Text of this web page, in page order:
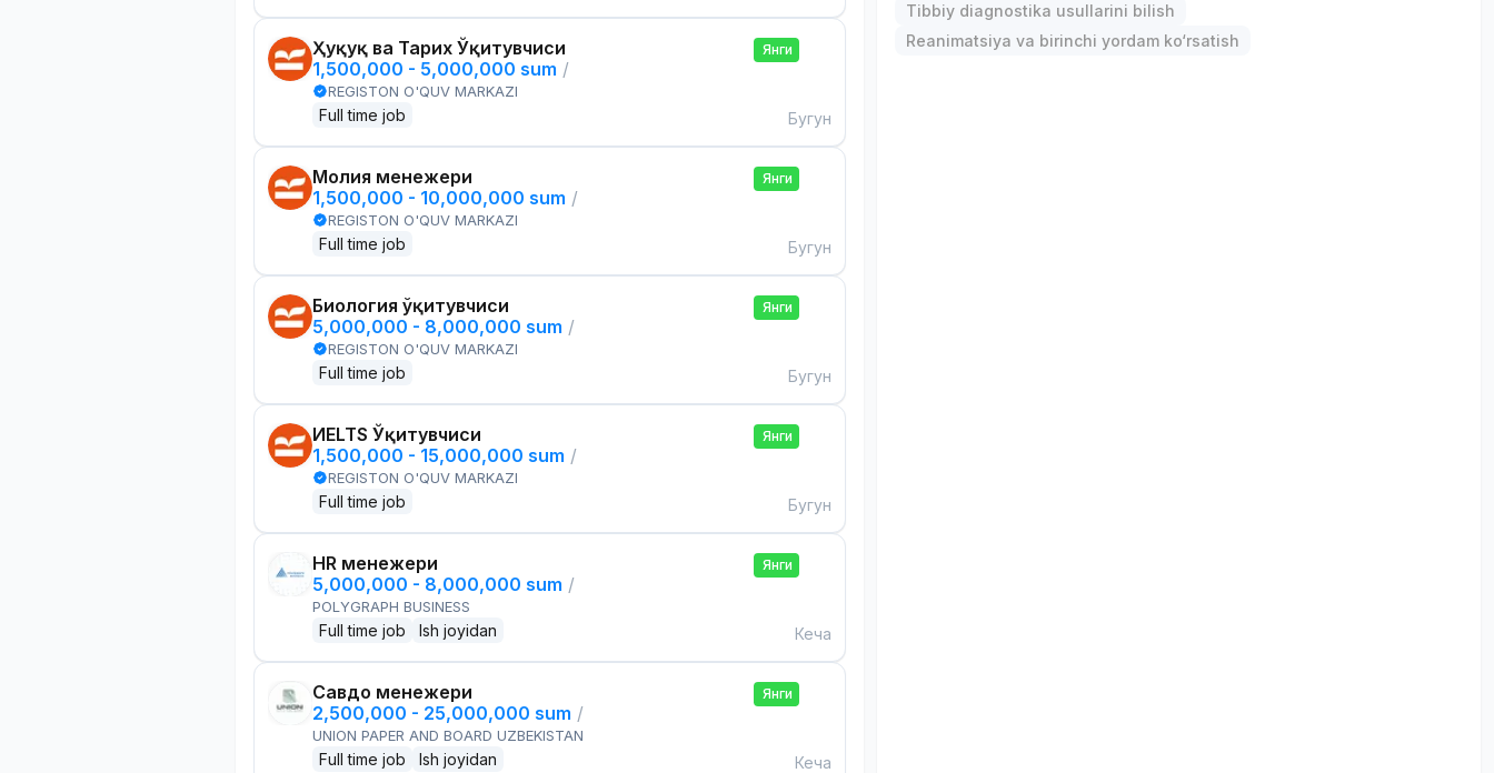
Ҳуқуқ ва Тарих Ўқитувчиси
1,500,000 - 5,000,000 sum /
REGISTON O'QUV MARKAZI
Full time job
Янги
Бугун
Молия менежери
1,500,000 - 10,000,000 sum /
REGISTON O'QUV MARKAZI
Full time job
Янги
Бугун
Биология ўқитувчиси
5,000,000 - 8,000,000 sum /
REGISTON O'QUV MARKAZI
Full time job
Янги
Бугун
ИELTS Ўқитувчиси
1,500,000 - 15,000,000 sum /
REGISTON O'QUV MARKAZI
Full time job
Янги
Бугун
HR менежери
5,000,000 - 8,000,000 sum /
POLYGRAPH BUSINESS
Full time job Ish joyidan
Янги
Кеча
Савдо менежери
2,500,000 - 25,000,000 sum /
UNION PAPER AND BOARD UZBEKISTAN
Full time job Ish joyidan
Янги
Кеча
Tibbiy diagnostika usullarini bilish
Reanimatsiya va birinchi yordam ko‘rsatish